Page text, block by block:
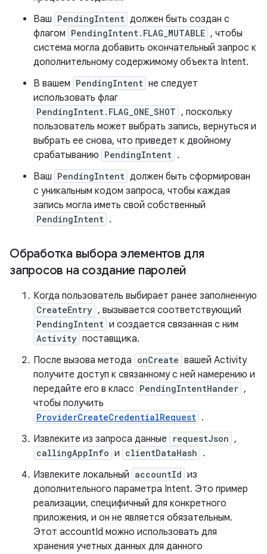
Ваш PendingIntent должен быть создан с
флагом PendingIntent.FLAG_MUTABLE , чтобы
система могла добавить окончательный запрос к
дополнительному содержимому объекта Intent.
В вашем PendingIntent не следует
использовать флаг
PendingIntent.FLAG_ONE_SHOT , поскольку
пользователь может выбрать запись, вернуться и
выбрать ее снова, что приведет к двойному
срабатыванию PendingIntent .
Ваш PendingIntent должен быть сформирован
с уникальным кодом запроса, чтобы каждая
запись могла иметь свой собственный
PendingIntent .
Обработка выбора элементов для
запросов на создание паролей
Когда пользователь выбирает ранее заполненную
CreateEntry , вызывается соответствующий
PendingIntent и создается связанная с ним
Activity поставщика.
После вызова метода onCreate вашей Activity
получите доступ к связанному с ней намерению и
передайте его в класс PendingIntentHander ,
чтобы получить
ProviderCreateCredentialRequest .
Извлеките из запроса данные
requestJson ,
callingAppInfo и clientDataHash .
Извлеките локальный accountId из
дополнительного параметра Intent. Это пример
реализации, специфичный для конкретного
приложения, и он не является обязательным.
Этот accountId можно использовать для
хранения учетных данных для данного